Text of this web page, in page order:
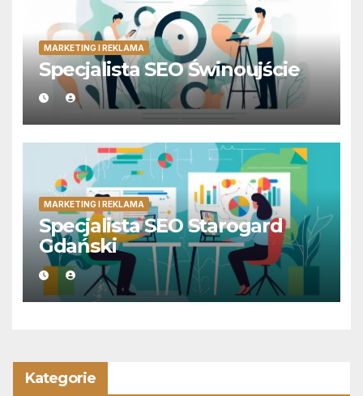
MARKETING I REKLAMA
Specjalista SEO Świnoujście
MARKETING I REKLAMA
Specjalista SEO Starogard
Gdański
Kategorie